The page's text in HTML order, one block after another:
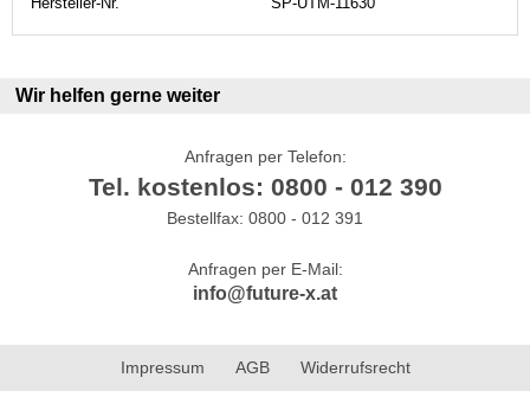
Wir helfen gerne weiter
Anfragen per Telefon:
Tel. kostenlos: 0800 - 012 390
Bestellfax: 0800 - 012 391
Anfragen per E-Mail:
info@future-x.at
Impressum AGB Widerrufsrecht